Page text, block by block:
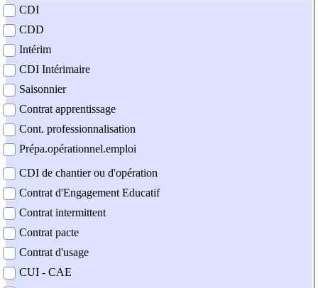
contrat
CDI
CDD
Intérim
CDI Intérimaire
Saisonnier
Contrat apprentissage
Cont. professionnalisation
Prépa.opérationnel.emploi
CDI de chantier ou d'opération
Contrat d'Engagement Educatif
Contrat intermittent
Contrat pacte
Contrat d'usage
CUI - CAE